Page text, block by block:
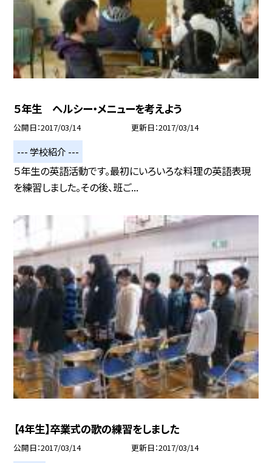
５年生 ヘルシー・メニューを考えよう
公開日 2017/03/14 更新日 2017/03/14
--- 学校紹介 ---
５年生の英語活動です。最初にいろいろな料理の英語表現
を練習しました。その後、班ご...
【4年生】卒業式の歌の練習をしました
公開日 2017/03/14 更新日 2017/03/14